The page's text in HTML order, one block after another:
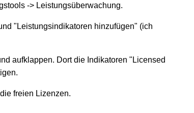
-> Leistungsüberwachung.
"Leistungsindikatoren hinzufügen" (ich
aufklappen. Dort die Indikatoren "Licensed
freien Lizenzen.